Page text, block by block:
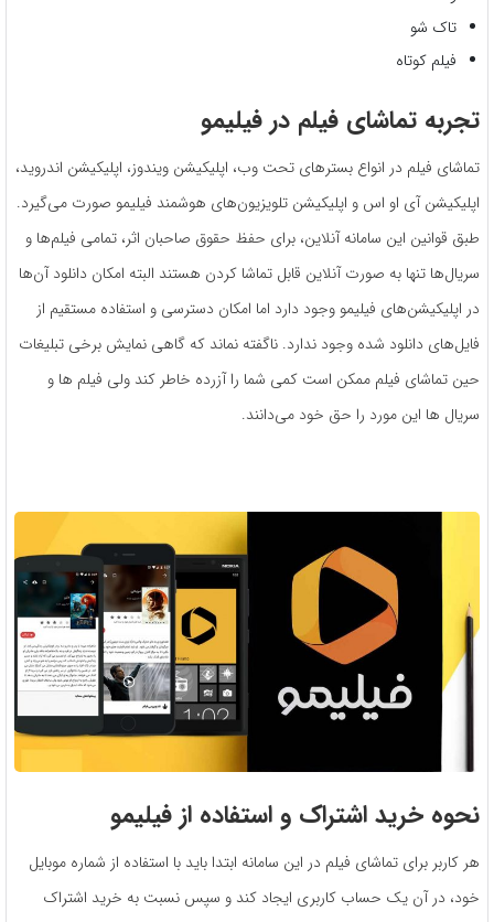
تاک شو
فیلم کوتاه
تجربه تماشای فیلم در فیلیمو
تماشای فیلم در انواع بسترهای تحت وب، اپلیکیشن ویندوز، اپلیکیشن اندروید،
اپلیکیشن آی او اس و اپلیکیشن تلویزیون‌های هوشمند فیلیمو صورت می‌گیرد.
طبق قوانین این سامانه آنلاین، برای حفظ حقوق صاحبان اثر، تمامی فیلم‌ها و
سریال‌ها تنها به صورت آنلاین قابل تماشا کردن هستند البته امکان دانلود آن‌ها
در اپلیکیشن‌های فیلیمو وجود دارد اما امکان دسترسی و استفاده مستقیم از
فایل‌های دانلود شده وجود ندارد. ناگفته نماند که گاهی نمایش برخی تبلیغات
حین تماشای فیلم ممکن است کمی شما را آزرده خاطر کند ولی فیلم ها و
سریال ها این مورد را حق خود می‌دانند.
نحوه خرید اشتراک و استفاده از فیلیمو
هر کاربر برای تماشای فیلم در این سامانه ابتدا باید با استفاده از شماره موبایل
خود، در آن یک حساب کاربری ایجاد کند و سپس نسبت به خرید اشتراک